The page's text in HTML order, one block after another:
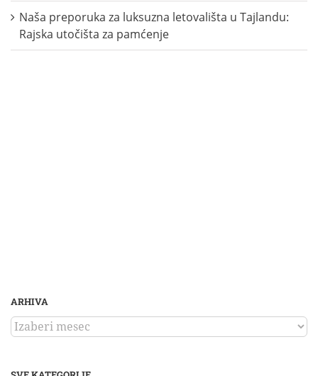
Naša preporuka za luksuzna letovališta u Tajlandu:
Rajska utočišta za pamćenje
ARHIVA
ARHIVA